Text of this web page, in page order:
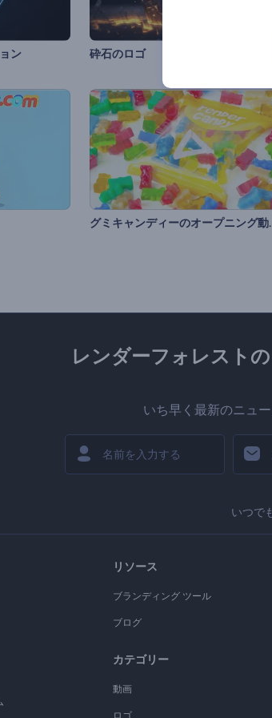
ン 砕石のロゴ
グミキ
レンダーフォレスト
いち早く最新のニュ
いつで
リソース
ブランディング ツール
ブログ
カテゴリー
動画
ロゴ